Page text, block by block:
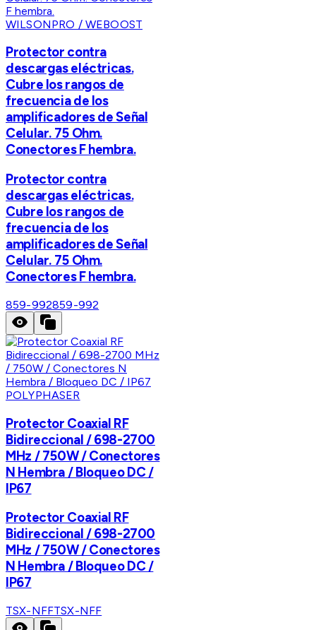
WILSONPRO / WEBOOST
Protector contra
descargas eléctricas.
Cubre los rangos de
frecuencia de los
amplificadores de Señal
Celular. 75 Ohm.
Conectores F hembra.
Protector contra
descargas eléctricas.
Cubre los rangos de
frecuencia de los
amplificadores de Señal
Celular. 75 Ohm.
Conectores F hembra.
859-992859-992
POLYPHASER
Protector Coaxial RF
Bidireccional / 698-2700
MHz / 750W / Conectores
N Hembra / Bloqueo DC /
IP67
Protector Coaxial RF
Bidireccional / 698-2700
MHz / 750W / Conectores
N Hembra / Bloqueo DC /
IP67
TSX-NFFTSX-NFF